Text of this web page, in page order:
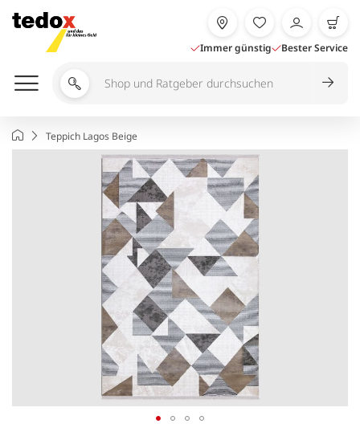
Inhalt
springen
Immer günstig Bester Service
Shop
durchsuchen
StartseiteTeppich Lagos Beige